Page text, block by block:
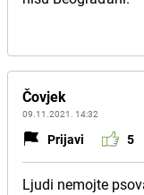
Čovjek
09.11.2021. 14:32
Prijavi 5
Ljudi nemojte